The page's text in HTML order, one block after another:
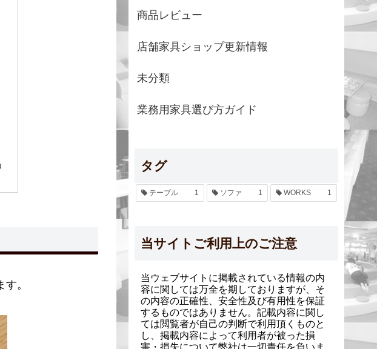
す。
商品レビュー
店舗家具ショップ更新情報
未分類
業務用家具選び方ガイド
タグ
テーブル 1 ソファ 1 WORKS 1
当サイトご利用上のご注意
当ウェブサイトに掲載されている情報の内
容に関しては万全を期しておりますが、そ
の内容の正確性、安全性及び有用性を保証
するものではありません。記載内容に関し
ては閲覧者が自己の判断で利用頂くものと
し、掲載内容によって利用者が被った損
害・損失について弊社は一切責任を負いま